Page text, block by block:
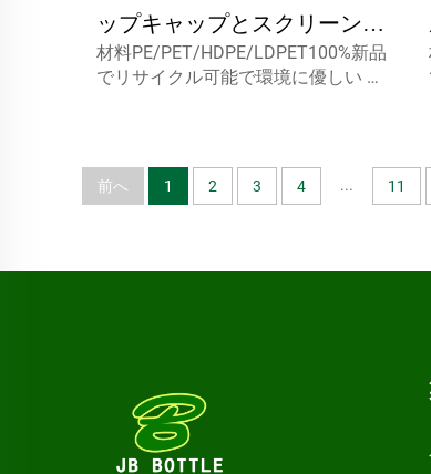
ップキャップとスクリーン印
刷表面処理 PET 透明楕円形ス
クリューキャップ 接着剤とシ
材料PE/PET/HDPE/LDPET100%新品
でリサイクル可能で環境に優しい 食
ィスクトップc...
前へ 1 2 3 4 ... 11